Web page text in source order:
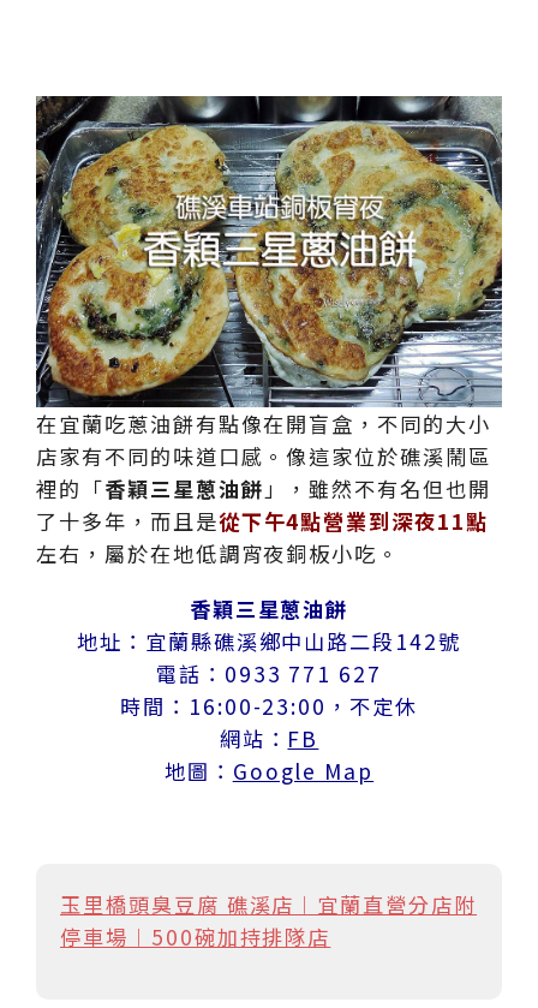
在宜蘭吃蔥油餅有點像在開盲盒，不同的大小
店家有不同的味道口感。像這家位於礁溪鬧區
裡的「香穎三星蔥油餅 」，雖然不有名但也開
了十多年，而且是從下午4點營業到深夜11點
左右，屬於在地低調宵夜銅板小吃。
香穎三星蔥油餅
地址：宜蘭縣礁溪鄉中山路二段142號
電話：0933 771 627
時間：16:00-23:00，不定休
網站： FB
地圖： Google Map
玉里橋頭臭豆腐 礁溪店︱宜蘭直營分店附
停車場︱500碗加持排隊店